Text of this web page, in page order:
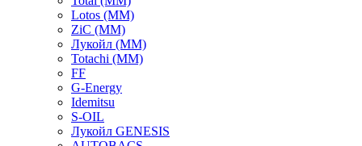
Lotos (ММ)
ZiC (ММ)
Лукойл (ММ)
Totachi (MM)
FF
G-Energy
Idemitsu
S-OIL
Лукойл GENESIS